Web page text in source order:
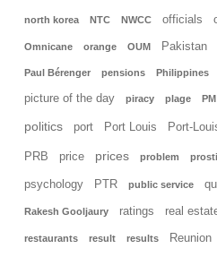
north korea NTC NWCC officials
Omnicane orange OUM Pakistan
Paul Bérenger pensions Philippines
picture of the day piracy plage PM
politics port Port Louis Port-
PRB price prices problem
psychology PTR public service
Rakesh Gooljaury ratings real
restaurants result results Reunion